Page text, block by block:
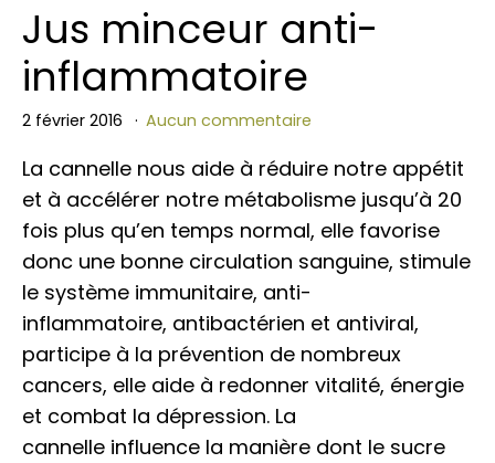
Jus minceur anti-
inflammatoire
2 février 2016 Aucun commentaire
La cannelle nous aide à réduire notre appétit
et à accélérer notre métabolisme jusqu’à 20
fois plus qu’en temps normal, elle favorise
donc une bonne circulation sanguine, stimule
le système immunitaire, anti-
inflammatoire, antibactérien et antiviral,
participe à la prévention de nombreux
cancers, elle aide à redonner vitalité, énergie
et combat la dépression. La
cannelle influence la manière dont le sucre